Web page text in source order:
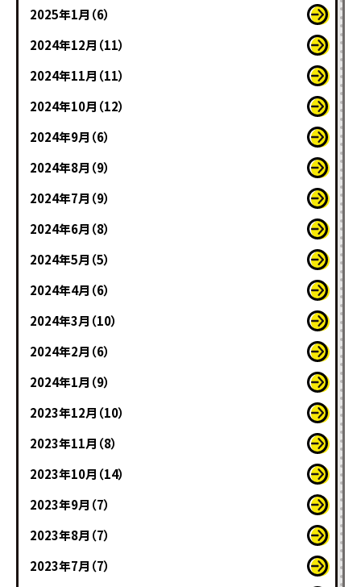
2025年1月（6）
2024年12月（11）
2024年11月（11）
2024年10月（12）
2024年9月（6）
2024年8月（9）
2024年7月（9）
2024年6月（8）
2024年5月（5）
2024年4月（6）
2024年3月（10）
2024年2月（6）
2024年1月（9）
2023年12月（10）
2023年11月（8）
2023年10月（14）
2023年9月（7）
2023年8月（7）
2023年7月（7）